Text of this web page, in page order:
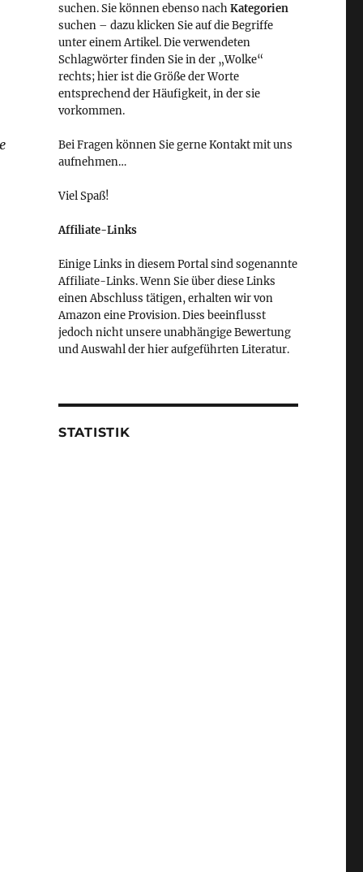
suchen. Sie können ebenso nachKategorien
suchen – dazu klicken Sie auf die Begriffe
unter einem Artikel. Die verwendeten
Schlagwörter finden Sie in der „Wolke“
rechts; hier ist die Größe der Worte
entsprechend der Häufigkeit, in der sie
vorkommen.
Bei Fragen können Sie gerne Kontakt mit uns
aufnehmen…
Viel Spaß!
Affiliate-Links
Einige Links in diesem Portal sind sogenannte
Affiliate-Links. Wenn Sie über diese Links
einen Abschluss tätigen, erhalten wir von
Amazon eine Provision. Dies beeinflusst
jedoch nicht unsere unabhängige Bewertung
und Auswahl der hier aufgeführten Literatur.
STATISTIK